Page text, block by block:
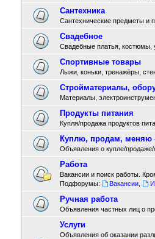
Сантехника
Сантехнические предметы и
Свадебное
Свадебные платья, костюмы,
Спортивные товары
Лыжи, коньки, тренажёры,
Стройматериалы,
Материалы,
Продукты питания
Купля/продажа продуктов
Куплю, продам, меняю
Объявления о купле/
Работа
Вакансии и поиск работы.
Подфорумы:
Вакансии
Ручная работа
Объявления частных лиц о
Услуги
Объявления об оказании